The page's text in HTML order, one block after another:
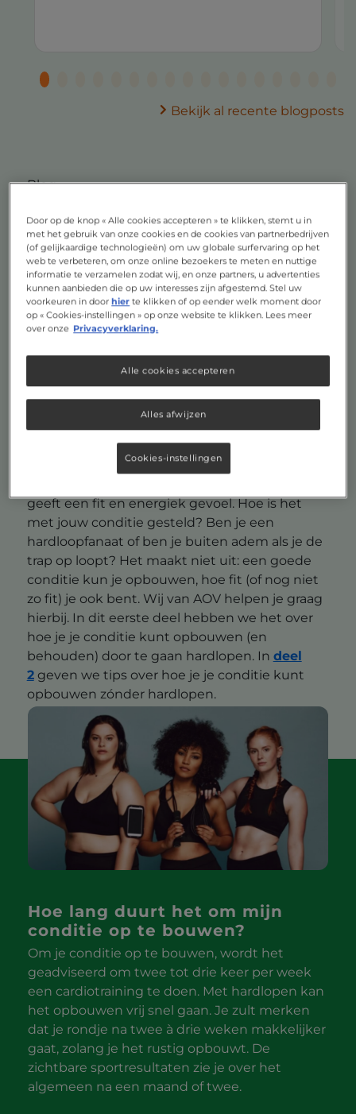
Bekijk al recente blogposts
Blog
4 minuut lezen
Conditie opbouwen en
behouden: deel 1
10 tips voor een goede
conditie opbouwen
vanaf nul: deel 1 -
hardlopen
Regelmatig bewegen is gezond. Het helpt bij
geeft een fit en energiek gevoel. Hoe is het
met jouw conditie gesteld? Ben je een
hardloopfanaat of ben je buiten adem als je de
trap op loopt? Het maakt niet uit: een goede
conditie kun je opbouwen, hoe fit (of nog niet
zo fit) je ook bent. Wij van AOV helpen je graag
hierbij. In dit eerste deel hebben we het over
hoe je je conditie kunt opbouwen (en
behouden) door te gaan hardlopen. In deel
2geven we tips over hoe je je conditie kunt
opbouwen zónder hardlopen.
Hoe lang duurt het om mijn
conditie op te bouwen?
Om je conditie op te bouwen, wordt het
geadviseerd om twee tot drie keer per week
een cardiotraining te doen. Met hardlopen kan
het opbouwen vrij snel gaan. Je zult merken
dat je rondje na twee à drie weken makkelijker
gaat, zolang je het rustig opbouwt. De
zichtbare sportresultaten zie je over het
algemeen na een maand of twee.
Door op de knop « Alle cookies accepteren » te klikken, stemt u in
met het gebruik van onze cookies en de cookies van partnerbedrijven
(of gelijkaardige technologieën) om uw globale surfervaring op het
web te verbeteren, om onze online bezoekers te meten en nuttige
informatie te verzamelen zodat wij, en onze partners, u advertenties
kunnen aanbieden die op uw interesses zijn afgestemd. Stel uw
voorkeuren in doorhier te klikken of op eender welk moment door
op « Cookies-instellingen » op onze website te klikken. Lees meer
over onze Privacyverklaring.
Alles afwijzen
Alle cookies accepteren
Cookies-instellingen